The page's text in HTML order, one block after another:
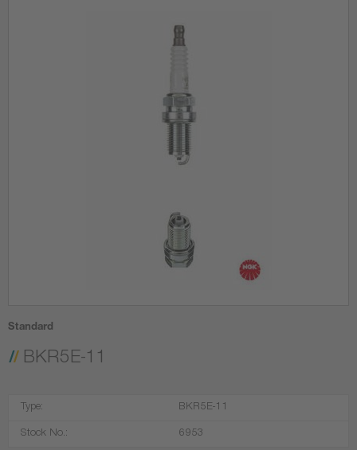
Standard
BKR5E-11
Type: BKR5E-11
Stock No.: 6953